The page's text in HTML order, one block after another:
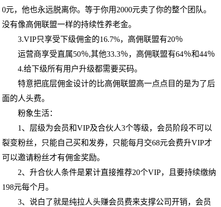
0元，他也永远脱离你。等于你用2000元卖了你的整个团队。
没有像高佣联盟一样的持续性养老金。
3.VIP只享受下级佣金的16.7%，高佣联盟有20％
运营商享受直属50％,其他33.3％，高佣联盟有64％和44％
4.给下级所有用户升级都需要买码。
特意把底层佣金设计的比高佣联盟高一点点目的是为了后
面的人头费。
粉象生活：
1、层级为会员和VIP及合伙人3个等级，会员阶段不可以
裂变粉丝，只能自己买和发券，只能每月交68元会费升VIP才
可以邀请粉丝才有佣金奖励。
2、升合伙人条件是累计直接推荐20个VIP，且要持续缴纳
198元每个月。
3、说白了就是纯拉人头赚会员费来支撑公司开销，会员